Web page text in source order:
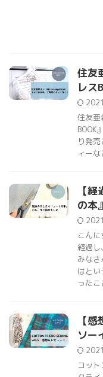
住友
レス
住友
BOOK
り発
ィー
【
の本
こん
経過し
みな
はと
った
【
ソー
コッ